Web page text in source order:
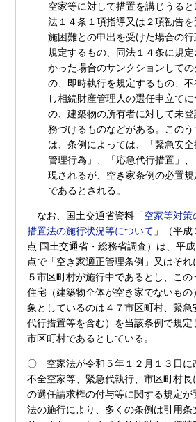
空家等に対して措置を講じうる
法１４条１項指導又は２項勧告
施困難との申出を受けた場合の
規定するもの、同法１４条に規
かった場合のサンクションして
の、即時執行を規定するもの、
し相続財産管理人の選任申立て
の、建築物の所有者に対して未
務づけるものなどがある。このう
は、条例によっては、「緊急安
管理行為」、「応急代行措置」
現されるが、空き家条例の必置
であるとされる。
なお、国土交通省資料「空家等対策
措置法の施行状況等について 」（平
点 国土交通省・総務省調査）は、平
点で「空き家適正管理条例」又はそれ
５市区町村が施行中であるとし、こ
住宅（建築物全体が空き家でないも
象としているのは４７市区町村、緊急
代行措置等を含む）を当該条例で規定
市区町村であるとしている。
〇 空家法が令和５年１２月１３日に
不全空家等、緊急代執行、市区町村長
の選任請求権の付与等に関する規定が
法の施行により、多くの条例は引用条